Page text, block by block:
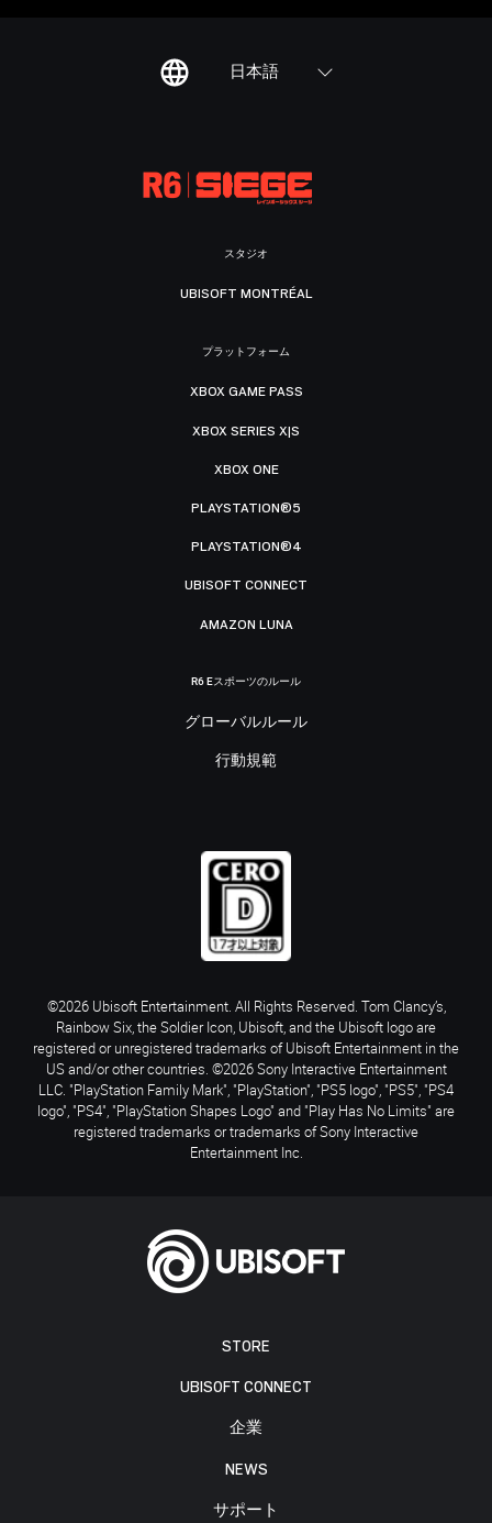
日本語
STORE
UBISOFT CONNECT
企業
NEWS
サポート
スタジオ
UBISOFT MONTRÉAL
プラットフォーム
XBOX GAME PASS
XBOX SERIES X|S
XBOX ONE
PLAYSTATION®5
PLAYSTATION®4
UBISOFT CONNECT
AMAZON LUNA
R6 Eスポーツのルール
グローバルルール
行動規範
©2026 Ubisoft Entertainment. All Rights Reserved. Tom Clancy’s,
Rainbow Six, the Soldier Icon, Ubisoft, and the Ubisoft logo are
registered or unregistered trademarks of Ubisoft Entertainment in the
US and/or other countries. ©2026 Sony Interactive Entertainment
LLC. "PlayStation Family Mark", "PlayStation", "PS5 logo", "PS5", "PS4
logo", "PS4", "PlayStation Shapes Logo" and "Play Has No Limits" are
registered trademarks or trademarks of Sony Interactive
Entertainment Inc.